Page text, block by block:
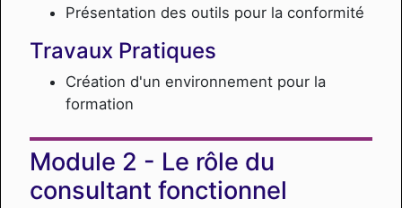
Présentation des outils pour la conformité
Travaux Pratiques
Création d'un environnement pour la
formation
Le rôle du
consultant fonctionnel